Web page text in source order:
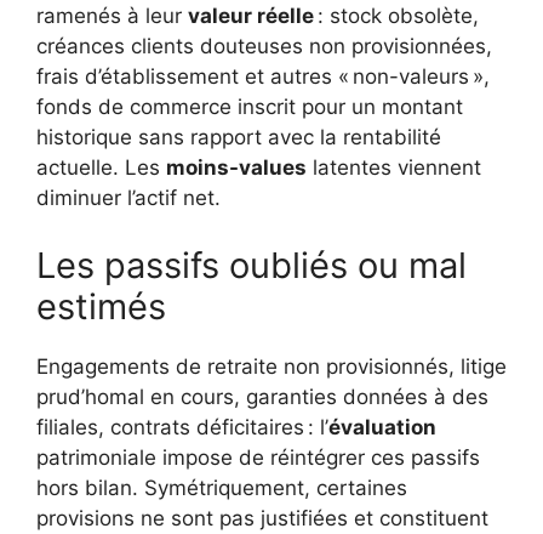
ramenés à leur valeur réelle : stock obsolète,
créances clients douteuses non provisionnées,
frais d’établissement et autres « non-valeurs »,
fonds de commerce inscrit pour un montant
historique sans rapport avec la rentabilité
actuelle. Les moins-values latentes viennent
diminuer l’actif net.
Les passifs oubliés ou mal
estimés
Engagements de retraite non provisionnés, litige
prud’homal en cours, garanties données à des
filiales, contrats déficitaires : l’évaluation
patrimoniale impose de réintégrer ces passifs
hors bilan. Symétriquement, certaines
provisions ne sont pas justifiées et constituent